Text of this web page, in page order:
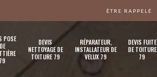
ÊTRE RAPPELÉ
POSE
DE
79
DEVIS
NETTOYAGE DE
TOITURE 79
RÉPARATEUR,
INSTALLATEUR DE
VELUX 79
DEVIS FUITE
DE TOITURE
79